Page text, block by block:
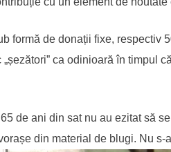
de donații fixe, respectiv
ca odinioară în timpul
de ani din sat nu au ezitat să
din material de blugi. Nu